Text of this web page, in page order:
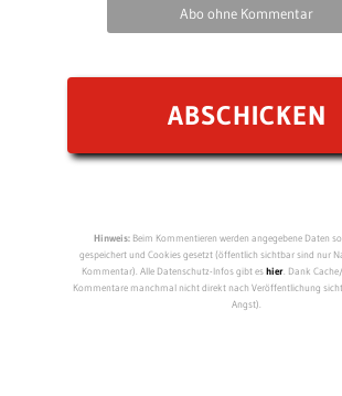
Abo ohne Kommentar
Hinweis:Beim Kommentieren werden angegebene Daten
gespeichert und Cookies gesetzt (öffentlich sichtbar sind nur
Kommentar). Alle Datenschutz-Infos gibt eshier. Dank
Kommentare manchmal nicht direkt nach Veröffentlichung
Angst).